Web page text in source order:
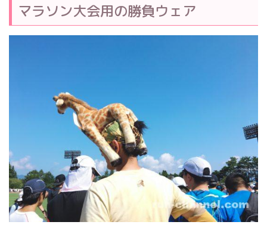
マラソン大会用の勝負ウェア